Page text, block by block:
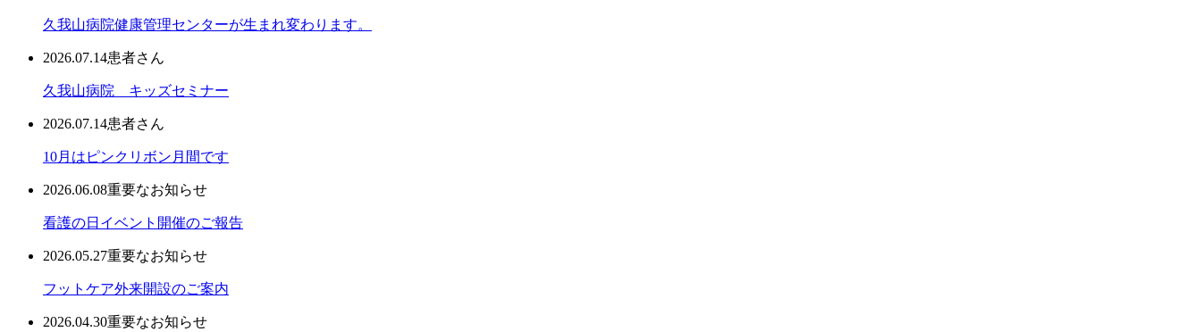
久我山病院健康管理センターが生まれ変わります。
2026.07.14患者さん
久我山病院 キッズセミナー
2026.07.14患者さん
10月はピンクリボン月間です
2026.06.08重要なお知らせ
看護の日イベント開催のご報告
2026.05.27重要なお知らせ
フットケア外来開設のご案内
2026.04.30重要なお知らせ